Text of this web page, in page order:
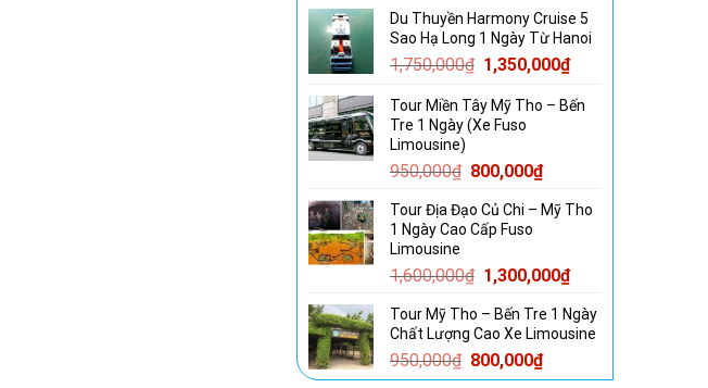
là:
5,500,000₫.
tại
là:
4,800,000₫.
Du Thuyền Harmony Cruise 5
Sao Hạ Long 1 Ngày Từ Hanoi
1,750,000₫ Giá
là:
1,750,000₫.
1,350,000₫Giá
tại
Tour Miền Tây Mỹ Tho – Bến
Tre 1 Ngày (Xe Fuso
Limousine)
950,000₫ Giá
là:
950,000₫.
800,000₫Giá
tại
Tour Địa Đạo Củ Chi – Mỹ Tho
1 Ngày Cao Cấp Fuso
Limousine
1,600,000₫ Giá
là:
1,600,000₫.
1,300,000₫Giá
tại
là:
Tour Mỹ Tho – Bến Tre 1 Ngày
Chất Lượng Cao Xe Limousine
950,000₫ Giá
gốc
800,000₫Giá
hiện